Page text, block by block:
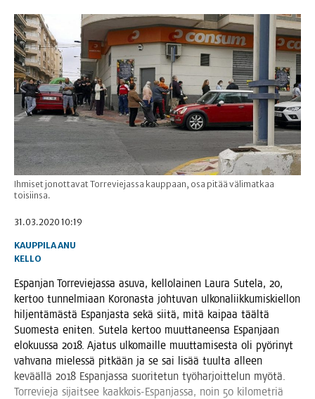
Ihmiset jonottavat Torreviejassa kauppaan, osa pitää välimatkaa
toisiinsa.
31.03.2020 10:19
KAUPPILA ANU
KELLO
Espan­jan Tor­re­vie­jas­sa asu­va, kel­lo­lai­nen Lau­ra Sute­la, 20,
ker­too tun­nel­mi­aan Koro­nas­ta joh­tu­van ulko­na­liik­ku­mis­kiel­lon
hil­jen­tä­mäs­tä Espan­jas­ta sekä sii­tä, mitä kai­paa tääl­tä
Suo­mes­ta eni­ten. Sute­la ker­too muut­ta­neen­sa Espan­jaan
elo­kuus­sa 2018. Aja­tus ulko­mail­le muut­ta­mi­ses­ta oli pyö­ri­nyt
vah­va­na mie­les­sä pit­kään ja se sai lisää tuul­ta alleen
kevääl­lä 2018 Espan­jas­sa suo­ri­te­tun työ­har­joit­te­lun myö­tä.
Tor­re­vie­ja sijait­see kaak­kois-Espan­jas­sa, noin 50 kilo­met­riä